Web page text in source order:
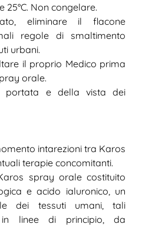
25°C. Non congelare.
eliminare il flacone
regole di smaltimento
urbani.
il proprio Medico prima
orale.
portata e della vista dei
intarezioni tra Karos
terapie concomitanti.
spray orale costituito
e acido ialuronico, un
dei tessuti umani, tali
in linee di principio, da